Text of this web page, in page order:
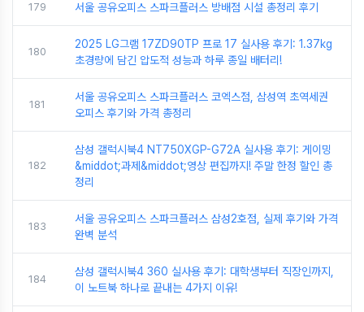
179 서울 공유오피스 스파크플러스 방배점 시설 총정리 후기
180
2025 LG그램 17ZD90TP 프로 17 실사용 후기: 1.37kg
초경량에 담긴 압도적 성능과 하루 종일 배터리!
181
서울 공유오피스 스파크플러스 코엑스점, 삼성역 초역세권
오피스 후기와 가격 총정리
182
삼성 갤럭시북4 NT750XGP-G72A 실사용 후기: 게이밍
&middot;과제&middot;영상 편집까지! 주말 한정 할인 총
정리
183
서울 공유오피스 스파크플러스 삼성2호점, 실제 후기와 가격
완벽 분석
184
삼성 갤럭시북4 360 실사용 후기: 대학생부터 직장인까지,
이 노트북 하나로 끝내는 4가지 이유!